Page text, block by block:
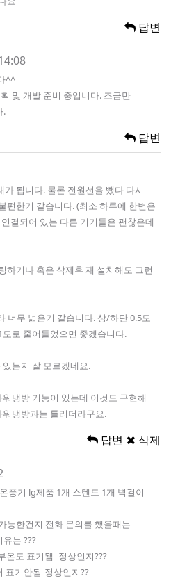
답변
^^
및 개발 준비 중입니다. 조금만
.
답변
됩니다. 물론 전원선을 뺐다 다시
편한거 같습니다. (최소 하루에 한번은
결되어 있는 다른 기기들은 괜찮은데
하거나 혹은 삭제후 재 설치해도 그런
너무 넓은거 같습니다. 상/하단 0.5도
로 줄어들었으면 좋겠습니다.
는지 잘 모르겠네요.
냉방 기능이 있는데 이것도 구현해
냉방과는 틀리더라구요.
답변 삭제
풍기 lg제품 1개 스텐드 1개 벽걸이
능한건지 전화 문의를 했을때는
는 ???
온도 표기됌 -정상인지???
표기안됨-정상인지??